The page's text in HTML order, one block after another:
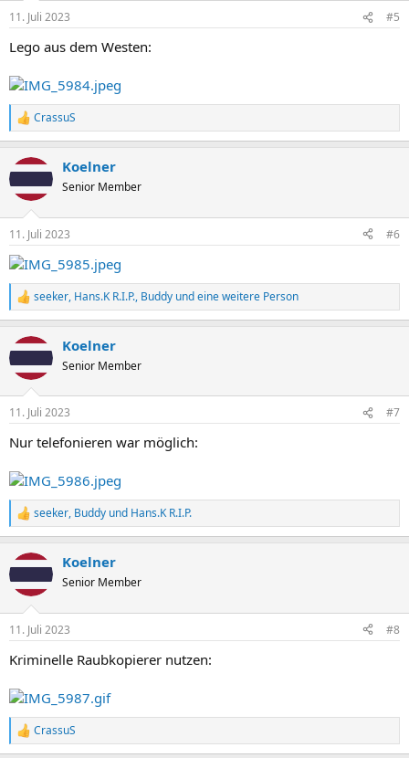
n
e
:
11. Juli 2023 #5
Lego aus dem Westen:
R
e
k
i
e
n
:
CrassuS
Koelner
Senior Member
11. Juli 2023 #6
R
e
k
i
n
e
:
seeker, Hans.K R.I.P., Buddy und eine weitere Person
Koelner
Senior Member
11. Juli 2023 #7
Nur telefonieren war möglich:
R
e
k
i
e
:
seeker, Buddy und Hans.K R.I.P.
Koelner
Senior Member
11. Juli 2023 #8
Kriminelle Raubkopierer nutzen:
R
e
CrassuS